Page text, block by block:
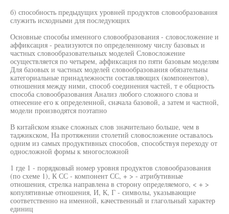
б) способность предыдущих уровней продуктов словообразования
служить исходными для последующих
Основные способы именного словообразования - словосложение и
аффиксация - реализуются по определенному числу базовых и
частных словообразовательных моделей Словосложение
осуществляется по четырем, аффиксация по пяти базовым моделям
Для базовых и частных моделей словообразования обязательны
категориальные принадлежности составляющих (компонентов),
отношения между ними, способ соединения частей, т е общность
способа словообразования Анализ любого сложного слова и
отнесение его к определенной, сначала базовой, а затем и частной,
модели производятся поэтапно
В китайском языке сложных слов значительно больше, чем в
таджикском, На протяжении столетий словосложение оставалось
одним из самых продуктивных способов, способствуя переходу от
односложной формы к многосложной
1 где 1 - порядковый номер уровня продуктов словообразования
(по схеме 1), К СС - компонент СС, + > - атрибутивные
отношения, стрелка направлена в сторону определяемого, < + >
копулятивные отношения, И, К, Г - символы, указывающие
соответственно на именной, качественный и глагольный характер
единиц